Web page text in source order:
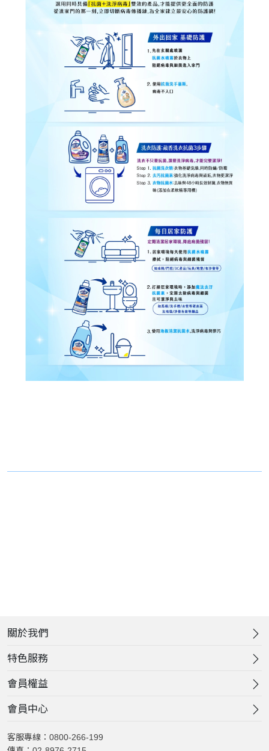
客服專線：0800-266-199
關於我們
特色服務
會員權益
會員中心